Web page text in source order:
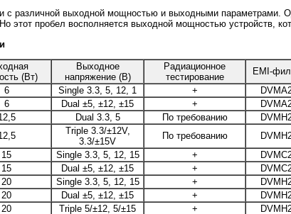
с различной выходной мощностью и выходными параметрами.
этот пробел восполняется выходной мощностью устройств,
(Вт)
Выходное
напряжение (В)
Радиационное
тестирование
EMI-
6 Single 3.3, 5, 12, 1 +
6 Dual ±5, ±12, ±15 +
Dual 3.3, 5 По требованию
Triple 3.3/±12V,
3.3/±15V
По требованию
15 Single 3.3, 5, 12, 15 +
15 Dual ±5, ±12, ±15 +
20 Single 3.3, 5, 12, 15 +
20 Dual ±5, ±12, ±15 +
20 Triple 5/±12, 5/±15 +